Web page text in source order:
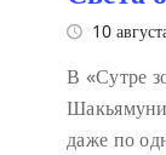
10
В «Сутре
Шакьямуни
даже по